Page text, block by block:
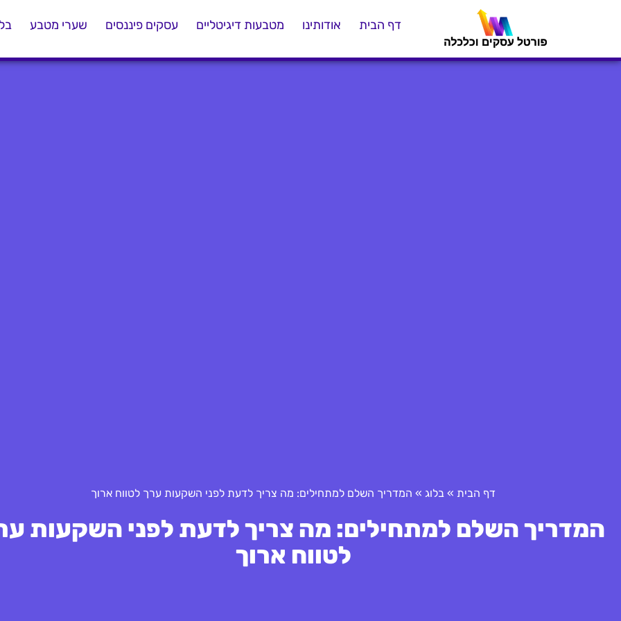
דף הבית אודותינו מטבעות דיגיטליים עסקים פיננסים שערי מטבע
דף הבית » בלוג » המדריך השלם למתחילים: מה צריך לדעת לפני השקעות ערך לטווח ארוך
המדריך השלם למתחילים: מה צריך לדעת לפני השקעות
לטווח ארוך